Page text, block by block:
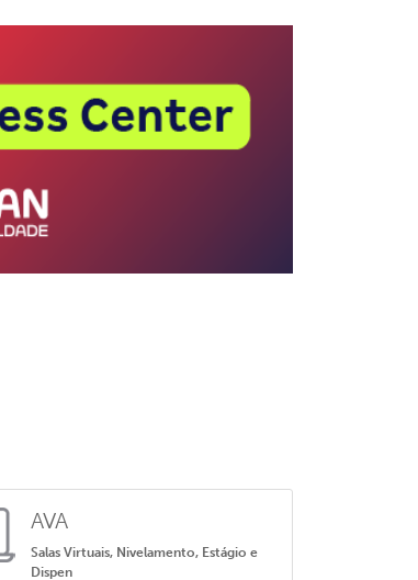
AVA
Salas Virtuais, Nivelamento, Estágio e
Dispen